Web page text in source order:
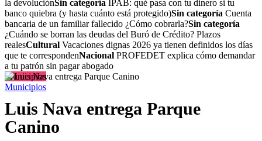
la devoluciónSin categoría IPAB: qué pasa con tu dinero si tu
banco quiebra (y hasta cuánto está protegido)Sin categoría Cuenta
bancaria de un familiar fallecido ¿Cómo cobrarla?Sin categoría
¿Cuándo se borran las deudas del Buró de Crédito? Plazos
realesCultural Vacaciones dignas 2026 ya tienen definidos los días
que te correspondenNacional PROFEDET explica cómo demandar
a tu patrón sin pagar abogado
Municipios
Municipios
Luis Nava entrega Parque
Canino